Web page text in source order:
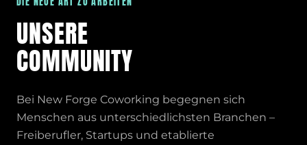
UNSERE
COMMUNITY
Bei New Forge Coworking begegnen sich
Menschen aus unterschiedlichsten Branchen –
Freiberufler, Startups und etablierte